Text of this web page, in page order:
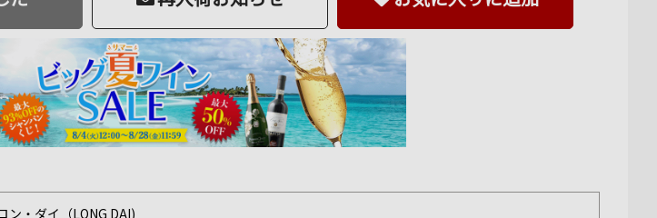
ン・ダイ（LONG DAI)